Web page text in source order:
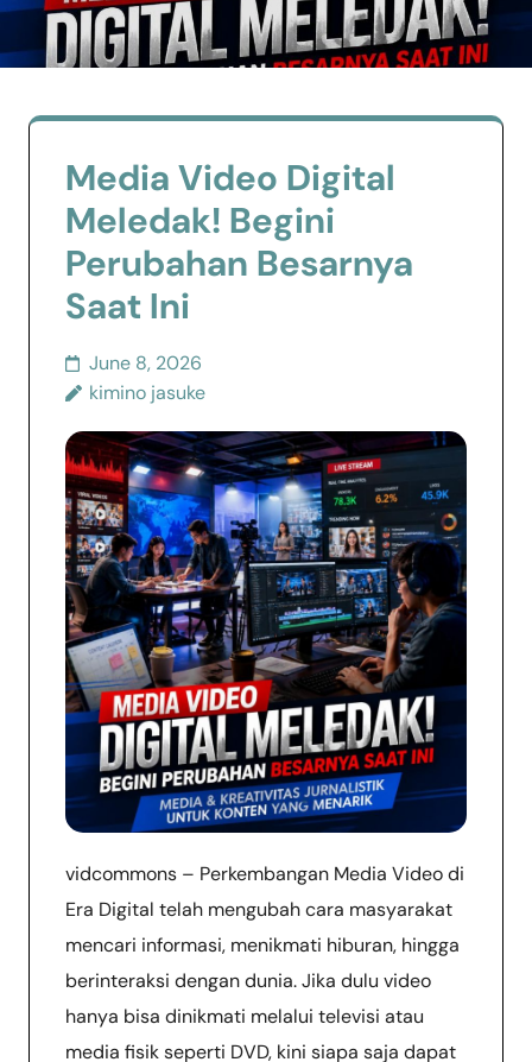
Media Video Digital
Meledak! Begini
Perubahan Besarnya
Saat Ini
June 8, 2026
kimino jasuke
vidcommons – Perkembangan Media Video di
Era Digital telah mengubah cara masyarakat
mencari informasi, menikmati hiburan, hingga
berinteraksi dengan dunia. Jika dulu video
hanya bisa dinikmati melalui televisi atau
media fisik seperti DVD, kini siapa saja dapat